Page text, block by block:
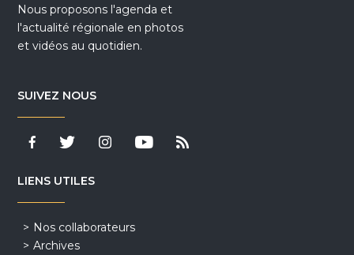
Nous proposons l'agenda et
l'actualité régionale en photos
et vidéos au quotidien.
SUIVEZ NOUS
LIENS UTILES
Nos collaborateurs
Archives